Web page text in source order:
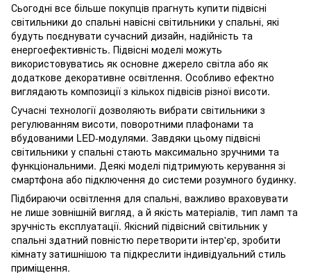
Сьогодні все більше покупців прагнуть купити підвісні
світильники до спальні навісні світильники у спальні, які
будуть поєднувати сучасний дизайн, надійність та
енергоефективність. Підвісні моделі можуть
використовуватись як основне джерело світла або як
додаткове декоративне освітлення. Особливо ефектно
виглядають композиції з кількох підвісів різної висоти.
Сучасні технології дозволяють вибрати світильники з
регулюванням висоти, поворотними плафонами та
вбудованими LED-модулями. Завдяки цьому підвісні
світильники у спальні стають максимально зручними та
функціональними. Деякі моделі підтримують керування зі
смартфона або підключення до системи розумного будинку.
Підбираючи освітлення для спальні, важливо враховувати
не лише зовнішній вигляд, а й якість матеріалів, тип ламп та
зручність експлуатації. Якісний підвісний світильник у
спальні здатний повністю перетворити інтер'єр, зробити
кімнату затишнішою та підкреслити індивідуальний стиль
приміщення.